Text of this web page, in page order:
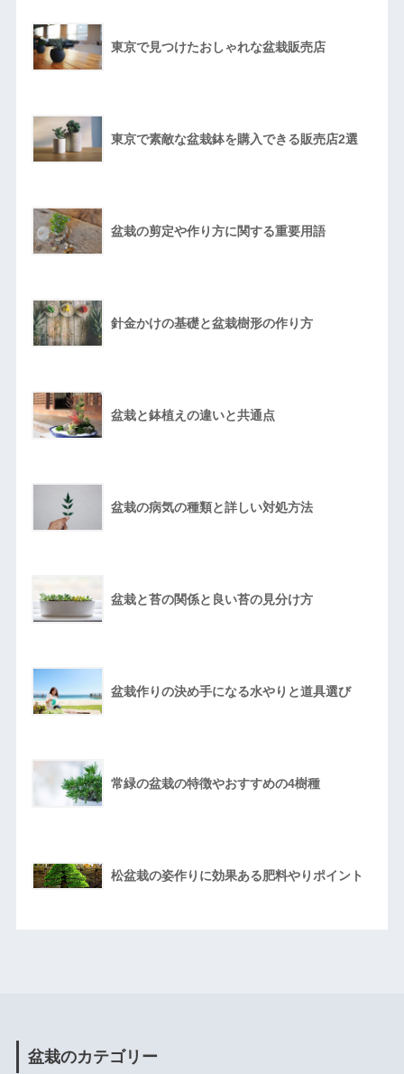
東京で見つけたおしゃれな盆栽販売店
東京で素敵な盆栽鉢を購入できる販売店2選
盆栽の剪定や作り方に関する重要用語
針金かけの基礎と盆栽樹形の作り方
盆栽と鉢植えの違いと共通点
盆栽の病気の種類と詳しい対処方法
盆栽と苔の関係と良い苔の見分け方
盆栽作りの決め手になる水やりと道具選び
常緑の盆栽の特徴やおすすめの4樹種
松盆栽の姿作りに効果ある肥料やりポイント
盆栽のカテゴリー